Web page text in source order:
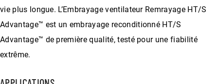
vie plus longue. L’Embrayage ventilateur Remrayage HT/S
Advantage™ est un embrayage reconditionné HT/S
Advantage™ de première qualité, testé pour une fiabilité
extrême.